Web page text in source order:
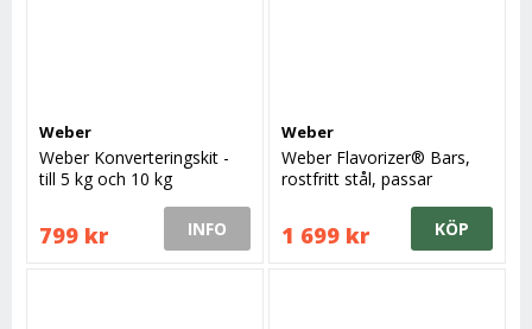
Weber
Weber Konverteringskit -
till 5 kg och 10 kg
799 kr INFO
Weber
Weber Flavorizer® Bars,
rostfritt stål, passar
1 699 kr KÖP